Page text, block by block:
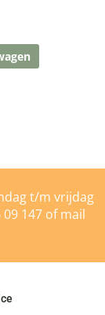
t/m vrijdag
09 147 of mail